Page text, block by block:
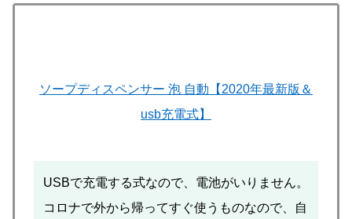
ソープディスペンサー 泡 自動【2020年最新版＆
usb充電式】
USBで充電する式なので、電池がいりません。
コロナで外から帰ってすぐ使うものなので、自